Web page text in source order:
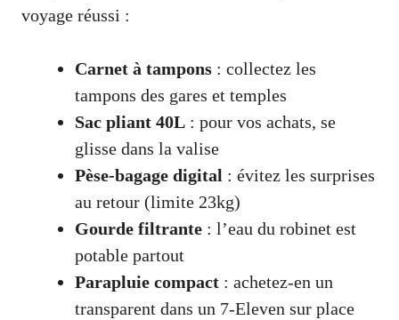
voyage réussi :
Carnet à tampons : collectez les
tampons des gares et temples
Sac pliant 40L : pour vos achats, se
glisse dans la valise
Pèse-bagage digital : évitez les surprises
au retour (limite 23kg)
Gourde filtrante : l’eau du robinet est
potable partout
Parapluie compact : achetez-en un
transparent dans un 7-Eleven sur place